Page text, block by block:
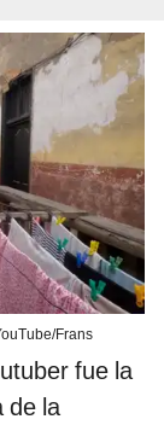
Frans
fue la
de la